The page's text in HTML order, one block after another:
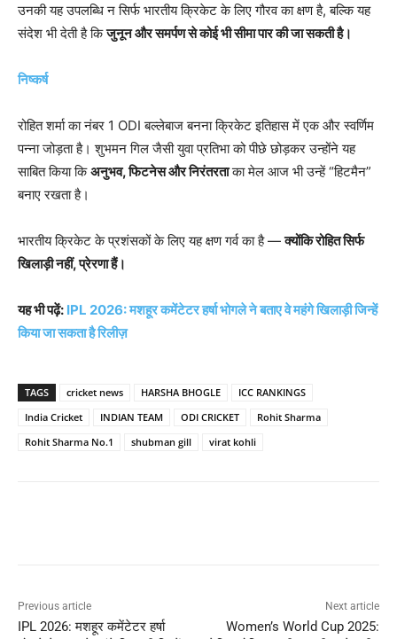
उनकी यह उपलब्धि न सिर्फ भारतीय क्रिकेट के लिए गौरव का क्षण है, बल्कि यह
संदेश भी देती है किजुनून और समर्पण से कोई भी सीमा पार की जा सकती है।
निष्कर्ष
रोहित शर्मा का नंबर 1 ODI बल्लेबाज बनना क्रिकेट इतिहास में एक और स्वर्णिम
पन्ना जोड़ता है। शुभमन गिल जैसी युवा प्रतिभा को पीछे छोड़कर उन्होंने यह
साबित किया किअनुभव,फिटनेस और निरंतरताका मेल आज भी उन्हें “हिटमैन”
बनाए रखता है।
भारतीय क्रिकेट के प्रशंसकों के लिए यह क्षण गर्व का है —क्योंकि रोहित सिर्फ
खिलाड़ी नहीं,प्रेरणा हैं।
यह भी पढ़ें: IPL 2026: मशहूर कमेंटेटर हर्षा भोगले ने बताए वे महंगे खिलाड़ी जिन्हें
किया जा सकता है रिलीज़
TAGS cricket news HARSHA BHOGLE
ICC RANKINGS
India Cricket
INDIAN TEAM ODI CRICKET
Rohit Sharma
Rohit Sharma No.1
shubman gill virat kohli
Previous article
IPL 2026: मशहूर कमेंटेटर हर्षा
Next article
Women’s World Cup 2025: